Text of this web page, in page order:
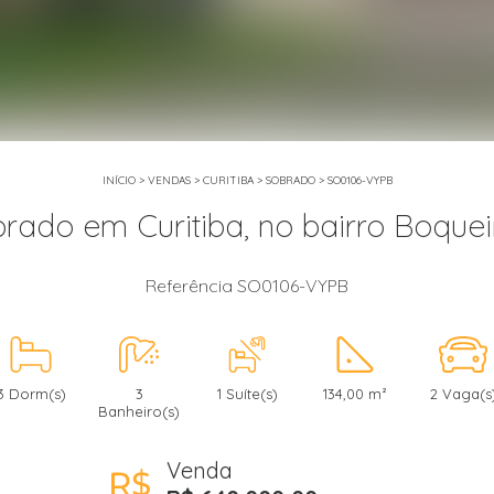
INÍCIO> VENDAS> CURITIBA> SOBRADO> SO0106-VYPB
em Curitiba, no bairro
Referência SO0106-VYPB
Dorm(s)
3
Banheiro(s)
1 Suíte(s) 134,00 m² 2
Venda